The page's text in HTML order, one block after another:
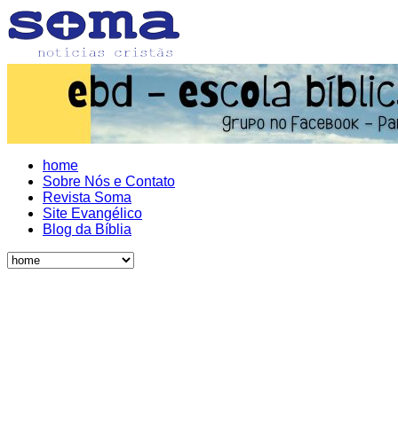
home
Sobre Nós e Contato
Revista Soma
Site Evangélico
Blog da Bíblia